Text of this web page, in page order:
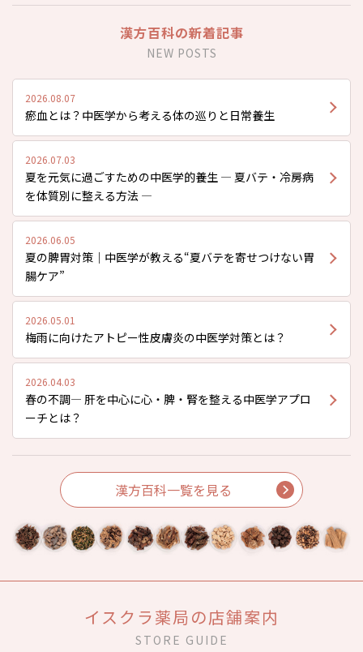
漢方百科の新着記事
NEW POSTS
2026.08.07
瘀血とは？中医学から考える体の巡りと日常養生
2026.07.03
夏を元気に過ごすための中医学的養生 ― 夏バテ・冷房病
を体質別に整える方法 ―
2026.06.05
夏の脾胃対策｜中医学が教える“夏バテを寄せつけない胃
腸ケア”
2026.05.01
梅雨に向けたアトピー性皮膚炎の中医学対策とは？
2026.04.03
春の不調― 肝を中心に心・脾・腎を整える中医学アプロ
ーチとは？
漢方百科一覧を見る
イスクラ薬局の店舗案内
STORE GUIDE